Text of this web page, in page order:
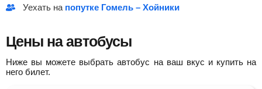
Уехать на попутке Гомель – Хойники
Цены на автобусы
Ниже вы можете выбрать автобус на ваш вкус и купить на
него билет.